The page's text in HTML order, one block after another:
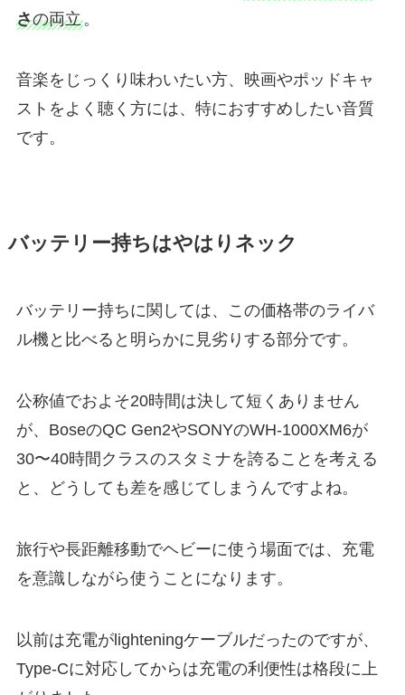
さの両立。
音楽をじっくり味わいたい方、映画やポッドキャ
ストをよく聴く方には、特におすすめしたい音質
です。
バッテリー持ちはやはりネック
バッテリー持ちに関しては、この価格帯のライバ
ル機と比べると明らかに見劣りする部分です。
公称値でおよそ20時間は決して短くありません
が、BoseのQC Gen2やSONYのWH-1000XM6が
30〜40時間クラスのスタミナを誇ることを考える
と、どうしても差を感じてしまうんですよね。
旅行や長距離移動でヘビーに使う場面では、充電
を意識しながら使うことになります。
以前は充電がlighteningケーブルだったのですが、
Type-Cに対応してからは充電の利便性は格段に上